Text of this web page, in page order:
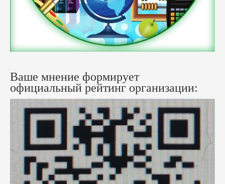
Ваше мнение формирует
официальный рейтинг организации: